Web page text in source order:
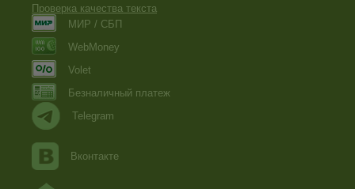
Проверка качества текста
МИР / СБП
WebMoney
Volet
Безналичный платеж
Telegram
Вконтакте